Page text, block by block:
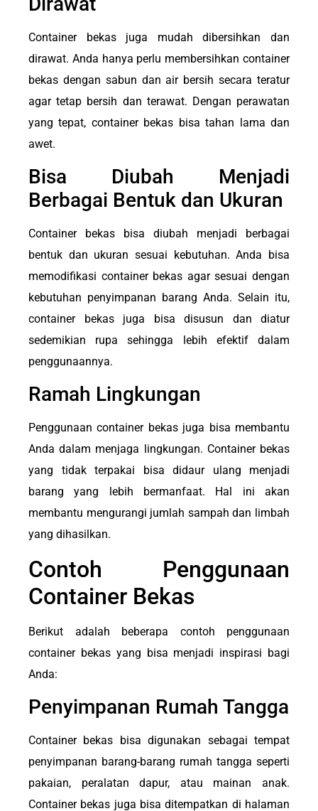
Container bekas juga mudah dibersihkan dan
dirawat. Anda hanya perlu membersihkan container
bekas dengan sabun dan air bersih secara teratur
agar tetap bersih dan terawat. Dengan perawatan
yang tepat, container bekas bisa tahan lama dan
awet.
Bisa Diubah Menjadi
Berbagai Bentuk dan Ukuran
Container bekas bisa diubah menjadi berbagai
bentuk dan ukuran sesuai kebutuhan. Anda bisa
memodifikasi container bekas agar sesuai dengan
kebutuhan penyimpanan barang Anda. Selain itu,
container bekas juga bisa disusun dan diatur
sedemikian rupa sehingga lebih efektif dalam
penggunaannya.
Ramah Lingkungan
Penggunaan container bekas juga bisa membantu
Anda dalam menjaga lingkungan. Container bekas
yang tidak terpakai bisa didaur ulang menjadi
barang yang lebih bermanfaat. Hal ini akan
membantu mengurangi jumlah sampah dan limbah
yang dihasilkan.
Contoh Penggunaan
Container Bekas
Berikut adalah beberapa contoh penggunaan
container bekas yang bisa menjadi inspirasi bagi
Anda:
Penyimpanan Rumah Tangga
Container bekas bisa digunakan sebagai tempat
penyimpanan barang-barang rumah tangga seperti
pakaian, peralatan dapur, atau mainan anak.
Container bekas juga bisa ditempatkan di halaman